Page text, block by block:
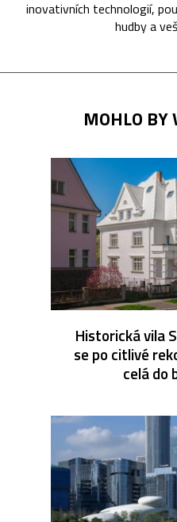
inovativních technologií,
hudby a
MOHLO BY
Historická vila
se po citlivé
celá do